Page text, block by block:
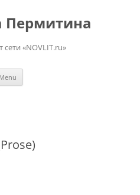
Пермитина
«NOVLIT.ru»
Menu